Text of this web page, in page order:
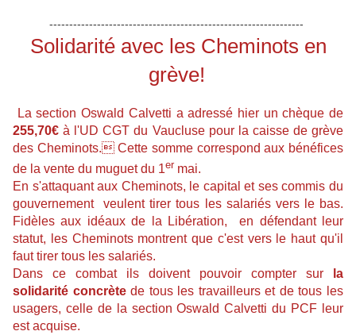
----------------------------------------------------------------
Solidarité avec les Cheminots en
grève!
La section Oswald Calvetti a adressé hier un chèque de
255,70€à l'UD CGT du Vaucluse pour la caisse de grève
des Cheminots.Cette somme correspond aux bénéfices
de la vente du muguet du 1er mai.
En s'attaquant aux Cheminots, le capital et ses commis du
gouvernement veulent tirer tous les salariés vers le bas.
Fidèles aux idéaux de la Libération, en défendant leur
statut, les Cheminots montrent que c'est vers le haut qu'il
faut tirer tous les salariés.
Dans ce combat ils doivent pouvoir compter sur
la
solidarité concrètede tous les travailleurs et de tous les
usagers, celle de la section Oswald Calvetti du PCF leur
est acquise.